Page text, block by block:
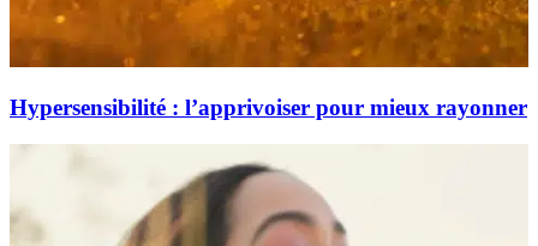
Hypersensibilité : l’apprivoiser pour mieux rayonner